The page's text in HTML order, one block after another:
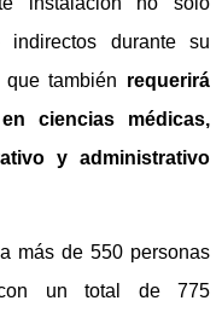
indirectos durante su
también requerirá
ciencias médicas,
y administrativo
más de 550 personas
un total de 775